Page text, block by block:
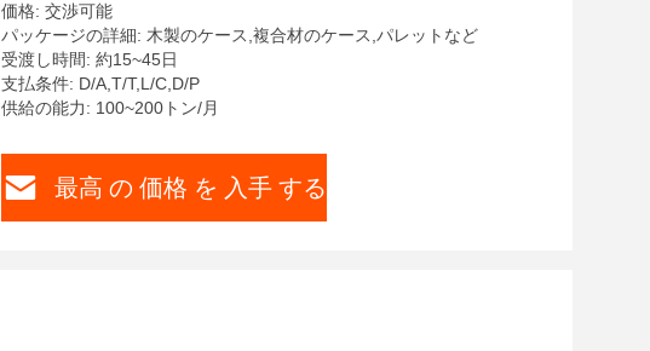
価格: 交渉可能
パッケージの詳細: 木製のケース,複合材のケース,パレットなど
受渡し時間: 約15~45日
支払条件: D/A,T/T,L/C,D/P
供給の能力: 100~200トン/月
最高 の 価格 を 入手 する